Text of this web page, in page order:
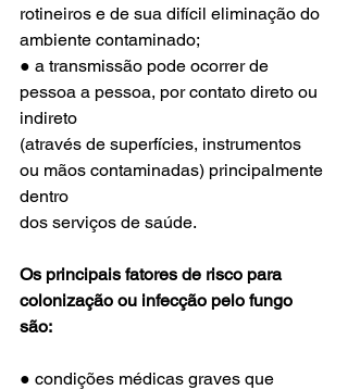
rotineiros e de sua difícil eliminação do
ambiente contaminado;
● a transmissão pode ocorrer de
pessoa a pessoa, por contato direto ou
indireto
(através de superfícies, instrumentos
ou mãos contaminadas) principalmente
dentro
dos serviços de saúde.
Os principais fatores de risco para
colonização ou infecção pelo fungo
são:
● condições médicas graves que